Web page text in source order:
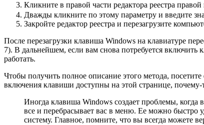
Кликните в правой части редактора реестра
Дважды кликните по этому параметру и введите
Закройте редактор реестра и перезагрузите
После перезагрузки клавиша Windows на клавиатуре
7). В дальнейшем, если вам снова потребуется включить
работать.
Чтобы получить полное описание этого метода,
включения клавиши доступны на этой странице, почему-
Иногда клавиша Windows создает проблемы, когда
все и перебрасывает вас в меню. Ее можно быстро
систему. Главное, помните, что вы всегда можете